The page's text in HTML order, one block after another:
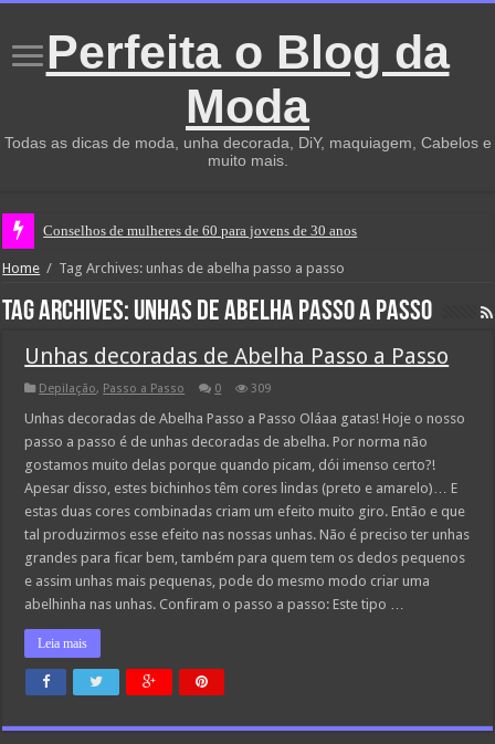
Perfeita o Blog da
Moda
Todas as dicas de moda, unha decorada, DiY, maquiagem, Cabelos e
muito mais.
Conselhos de mulheres de 60 para jovens de 30 anos
Home / Tag Archives: unhas de abelha passo a passo
Tag Archives: unhas de abelha passo a passo
Unhas decoradas de Abelha Passo a Passo
Depilação, Passo a Passo 0 309
Unhas decoradas de Abelha Passo a Passo Oláaa gatas! Hoje o nosso
passo a passo é de unhas decoradas de abelha. Por norma não
gostamos muito delas porque quando picam, dói imenso certo?!
Apesar disso, estes bichinhos têm cores lindas (preto e amarelo)… E
estas duas cores combinadas criam um efeito muito giro. Então e que
tal produzirmos esse efeito nas nossas unhas. Não é preciso ter unhas
grandes para ficar bem, também para quem tem os dedos pequenos
e assim unhas mais pequenas, pode do mesmo modo criar uma
abelhinha nas unhas. Confiram o passo a passo: Este tipo …
Leia mais